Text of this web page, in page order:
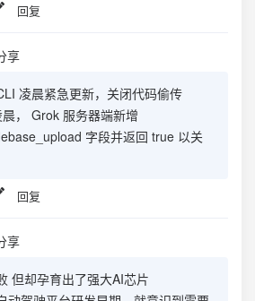
回复
享
凌晨紧急更新，关闭代码偷传
， Grok 服务器端新增
字段并返回 true 以关
回复
享
但却孕育出了强大AI芯片